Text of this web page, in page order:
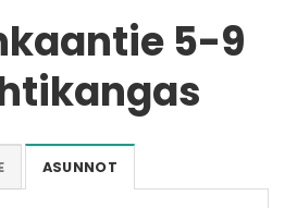
5-9
ASUNNOT